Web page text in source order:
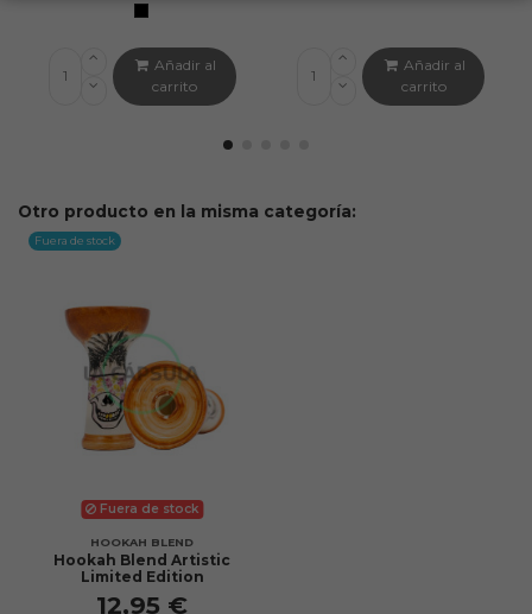
Añadir al
carrito
Añadir al
carrito
Otro producto en la misma categoría:
Fuera de stock
Fuera de stock
HOOKAH BLEND
Hookah Blend Artistic
Limited Edition
12,95 €